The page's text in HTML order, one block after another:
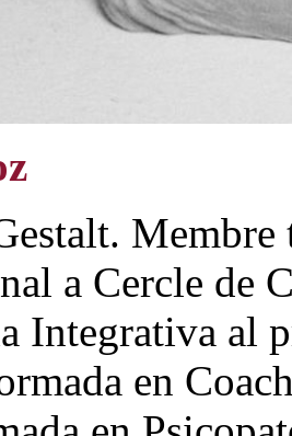
a Cercle de
Integrativa al
en